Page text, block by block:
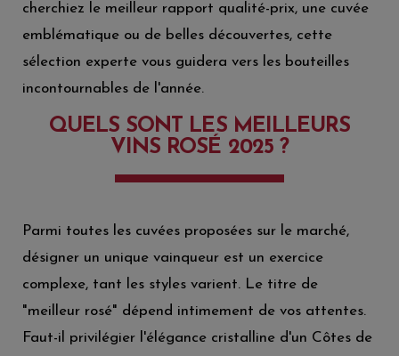
cherchiez le meilleur rapport qualité-prix, une cuvée
emblématique ou de belles découvertes, cette
sélection experte vous guidera vers les bouteilles
incontournables de l'année.
QUELS SONT LES MEILLEURS
VINS ROSÉ 2025 ?
Parmi toutes les cuvées proposées sur le marché,
désigner un unique vainqueur est un exercice
complexe, tant les styles varient. Le titre de
"meilleur rosé" dépend intimement de vos attentes.
Faut-il privilégier l'élégance cristalline d'un Côtes de